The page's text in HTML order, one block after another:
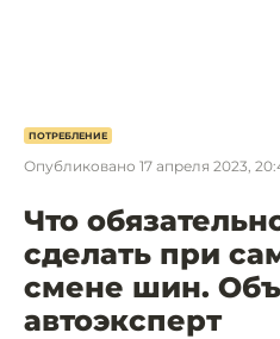
ПОТРЕБЛЕНИЕ
Опубликовано 17 апреля 2023,
Что
сделать при
смене шин.
автоэксперт